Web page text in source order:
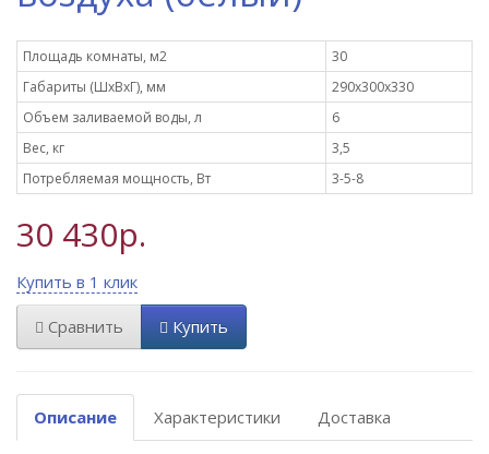
Площадь комнаты, м2
30
Габариты (ШxВxГ), мм
290х300х330
Объем заливаемой воды, л
6
Вес, кг
3,5
Потребляемая мощность, Вт
3-5-8
30 430р.
Купить в 1 клик
Сравнить Купить
Описание Характеристики Доставка